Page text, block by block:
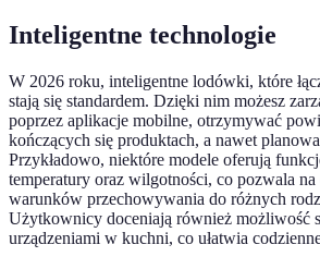
Inteligentne technologie
W 2026 roku, inteligentne lodówki, które
stają się standardem. Dzięki nim możesz
poprzez aplikacje mobilne, otrzymywać
kończących się produktach, a nawet
Przykładowo, niektóre modele oferują
temperatury oraz wilgotności, co pozwala na
warunków przechowywania do różnych
Użytkownicy doceniają również możliwość
urządzeniami w kuchni, co ułatwia